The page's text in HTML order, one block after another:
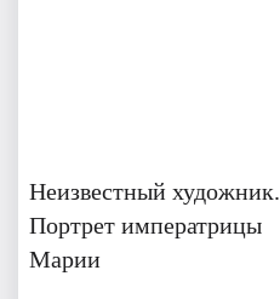
Неизвестный художник.
Портрет императрицы
Марии